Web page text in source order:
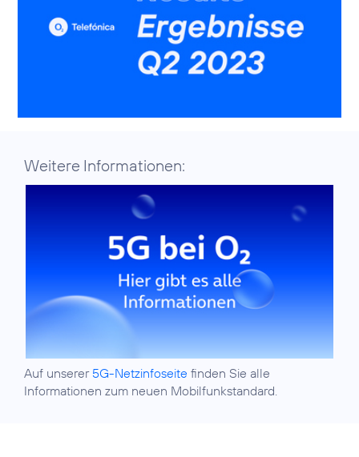
Weitere Informationen:
Auf unserer 5G-Netzinfoseite finden Sie alle
Informationen zum neuen Mobilfunkstandard.